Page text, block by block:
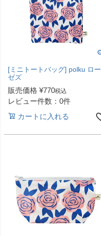
[ミニトートバッグ] polku ロー
ゼズ
販売価格 ¥770税込
レビュー件数：0件
カートに入れる